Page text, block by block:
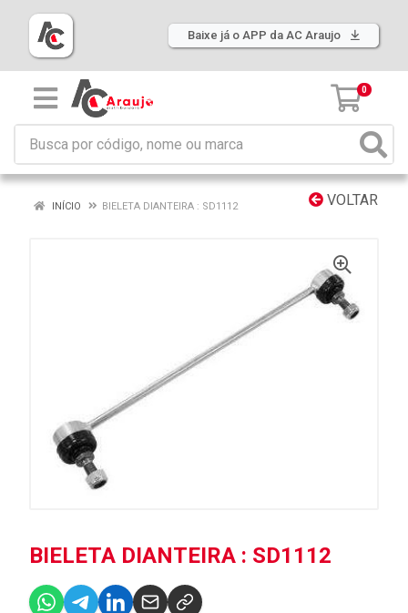
Baixe já o APP da AC Araujo
0
VOLTAR
INÍCIO BIELETA DIANTEIRA : SD1112
BIELETA DIANTEIRA : SD1112